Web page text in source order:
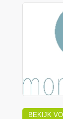
BEKIJK